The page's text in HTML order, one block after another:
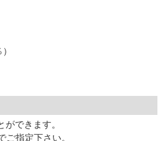
できます。
指定下さい。